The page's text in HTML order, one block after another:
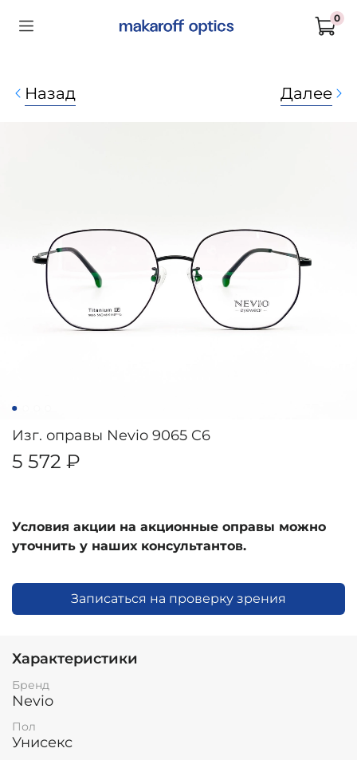
0
Назад Далее
Изг. оправы Nevio 9065 C6
5 572 ₽
Условия акции на акционные оправы можно
уточнить у наших консультантов.
Записаться на проверку зрения
Характеристики
Бренд
Nevio
Пол
Унисекс